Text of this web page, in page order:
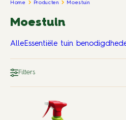
Home Producten Moestuin
Moestuin
AlleEssentiële tuin
Filters